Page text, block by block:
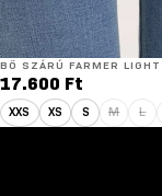
BŐ SZÁRÚ FARMER
17.600 Ft
XXS XS S M L